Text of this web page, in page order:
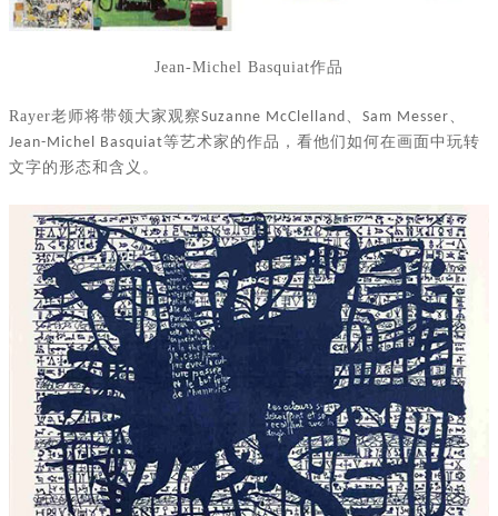
Jean-Michel Basquiat作品
Rayer老师将带领大家观察Suzanne McClelland Sam Messer
Jean-Michel Basquiat等艺术家的作品，看他们如何在画面中玩转
文字的形态和含义。